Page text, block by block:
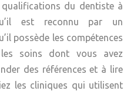
du dentiste à
est reconnu par un
possède les compétences
les soins dont vous avez
des références et à lire
les cliniques qui utilisent